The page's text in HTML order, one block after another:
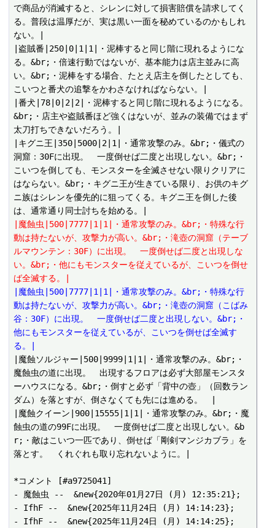
で商品が消滅すると、シレンに対して損害賠償を請求してく
る。普段は温厚だが、実は黒い一面を秘めているのかもしれ
ない。|
|盗賊番|250|0|1|1|・泥棒すると同じ階に現れるようにな
る。&br;・倍速行動ではないが、基本能力は店主並みに高
い。&br;・泥棒をする場合、たとえ店主を倒したとしても、
こいつと番犬の追撃をかわさなければならない。|
|番犬|78|0|2|2|・泥棒すると同じ階に現れるようになる。
&br;・店主や盗賊番ほど強くはないが、並みの装備ではまず
太刀打ちできないだろう。|
|キグニ王|350|5000|2|1|・通常攻撃のみ。&br;・儀式の
洞窟：30Fに出現。　一度倒せば二度と出現しない。&br;・
こいつを倒しても、モンスターを全滅させない限りクリアに
はならない。&br;・キグニ王が生きている限り、お供のキグ
ニ族はシレンを優先的に狙ってくる。キグニ王を倒した後
|魔蝕虫|500|7777|1|1|・通常攻撃のみ。&br;・特殊な行
動は持たないが、攻撃力が高い。&br;・滝壺の洞窟（テーブ
ルマウンテン：30F）に出現。　一度倒せば二度と出現しな
い。&br;・他にもモンスターを従えているが、こいつを倒せ
ば全滅する。|
|魔蝕虫|500|7777|1|1|・通常攻撃のみ。&br;・特殊な行
動は持たないが、攻撃力が高い。&br;・滝壺の洞窟（こばみ
谷：30F）に出現。　一度倒せば二度と出現しない。&br;・
他にもモンスターを従えているが、こいつを倒せば全滅す
る。|
|魔蝕ソルジャー|500|9999|1|1|・通常攻撃のみ。&br;・
魔蝕虫の道に出現。　出現するフロアは必ず大部屋モンスタ
ーハウスになる。&br;・倒すと必ず「背中の壺」（回数ラン
ダム）を落とすが、倒さなくても先には進める。　|
|魔蝕クイーン|900|15555|1|1|・通常攻撃のみ。&br;・魔
蝕虫の道の99Fに出現。　一度倒せば二度と出現しない。&b
r;・敵はこいつ一匹であり、倒せば「剛剣マンジカブラ」を
落とす。　くれぐれも取り忘れないように。|
*コメント [#a9725041]
- 魔蝕虫 --  &new{2020年01月27日 (月) 12:35:21};
- IfhF --  &new{2025年11月24日 (月) 14:14:23};
- IfhF --  &new{2025年11月24日 (月) 14:14:25};